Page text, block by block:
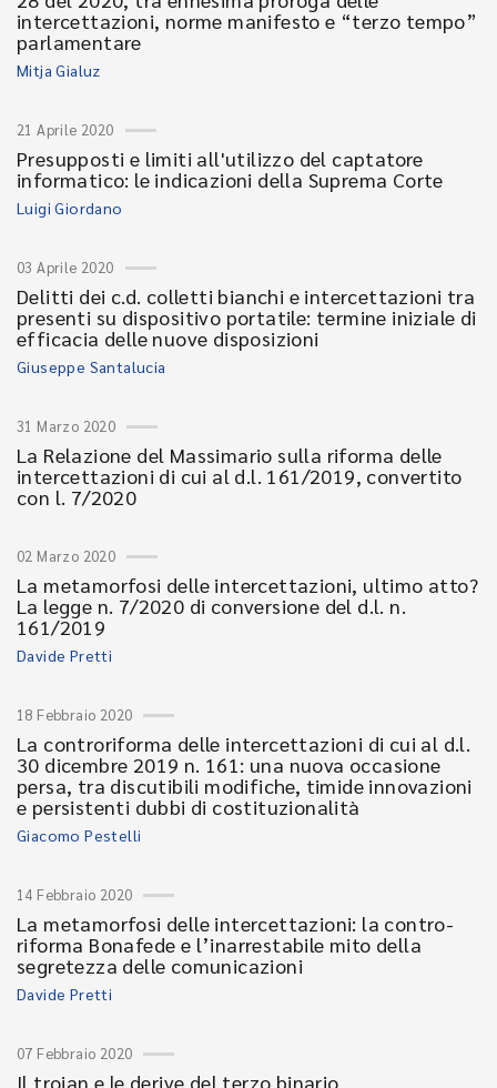
intercettazioni, norme manifesto e “terzo tempo”
parlamentare
Mitja Gialuz
21 Aprile 2020
Presupposti e limiti all'utilizzo del captatore
informatico: le indicazioni della Suprema Corte
Luigi Giordano
03 Aprile 2020
Delitti dei c.d. colletti bianchi e intercettazioni tra
presenti su dispositivo portatile: termine iniziale di
efficacia delle nuove disposizioni
Giuseppe Santalucia
31 Marzo 2020
La Relazione del Massimario sulla riforma delle
intercettazioni di cui al d.l. 161/2019, convertito
con l. 7/2020
02 Marzo 2020
La metamorfosi delle intercettazioni, ultimo atto?
La legge n. 7/2020 di conversione del d.l. n.
161/2019
Davide Pretti
18 Febbraio 2020
La controriforma delle intercettazioni di cui al d.l.
30 dicembre 2019 n. 161: una nuova occasione
persa, tra discutibili modifiche, timide innovazioni
e persistenti dubbi di costituzionalità
Giacomo Pestelli
14 Febbraio 2020
La metamorfosi delle intercettazioni: la contro-
riforma Bonafede e l’inarrestabile mito della
segretezza delle comunicazioni
Davide Pretti
07 Febbraio 2020
Il trojan e le derive del terzo binario